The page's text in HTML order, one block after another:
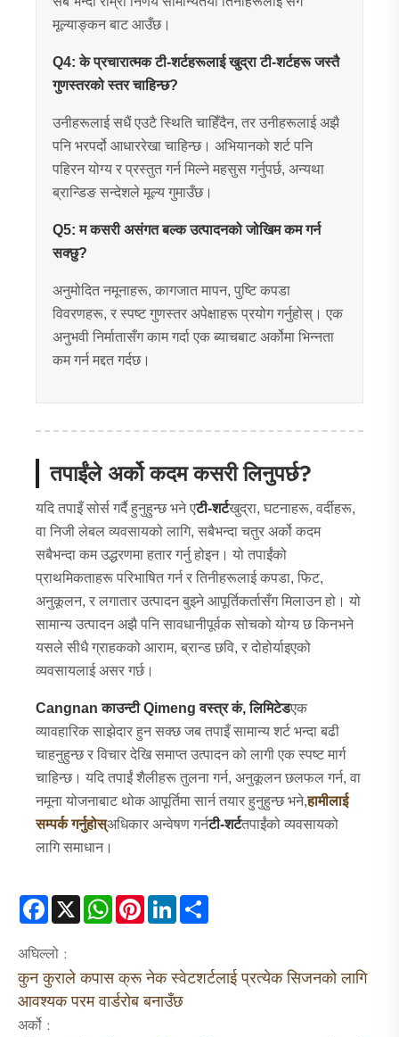
मूल्याङ्कन बाट आउँछ।
Q4: के प्रचारात्मक टी-शर्टहरूलाई खुद्रा टी-शर्टहरू जस्तै
गुणस्तरको स्तर चाहिन्छ?
उनीहरूलाई सधैं एउटै स्थिति चाहिँदैन, तर उनीहरूलाई अझै
पनि भरपर्दो आधाररेखा चाहिन्छ। अभियानको शर्ट पनि
पहिरन योग्य र प्रस्तुत गर्न मिल्ने महसुस गर्नुपर्छ, अन्यथा
ब्रान्डिङ सन्देशले मूल्य गुमाउँछ।
Q5: म कसरी असंगत बल्क उत्पादनको जोखिम कम गर्न
सक्छु?
अनुमोदित नमूनाहरू, कागजात मापन, पुष्टि कपडा
विवरणहरू, र स्पष्ट गुणस्तर अपेक्षाहरू प्रयोग गर्नुहोस्। एक
अनुभवी निर्मातासँग काम गर्दा एक ब्याचबाट अर्कोमा भिन्नता
कम गर्न मद्दत गर्दछ।
तपाईंले अर्को कदम कसरी लिनुपर्छ?
यदि तपाइँ सोर्स गर्दै हुनुहुन्छ भने एटी-शर्टखुद्रा, घटनाहरू, वर्दीहरू,
वा निजी लेबल व्यवसायको लागि, सबैभन्दा चतुर अर्को कदम
सबैभन्दा कम उद्धरणमा हतार गर्नु होइन। यो तपाईंको
प्राथमिकताहरू परिभाषित गर्न र तिनीहरूलाई कपडा, फिट,
अनुकूलन, र लगातार उत्पादन बुझ्ने आपूर्तिकर्तासँग मिलाउन हो। यो
सामान्य उत्पादन अझै पनि सावधानीपूर्वक सोचको योग्य छ किनभने
यसले सीधै ग्राहकको आराम, ब्रान्ड छवि, र दोहोर्याइएको
व्यवसायलाई असर गर्छ।
Cangnan काउन्टी Qimeng वस्त्र कं, लिमिटेडएक
व्यावहारिक साझेदार हुन सक्छ जब तपाइँ सामान्य शर्ट भन्दा बढी
चाहनुहुन्छ र विचार देखि समाप्त उत्पादन को लागी एक स्पष्ट मार्ग
चाहिन्छ। यदि तपाईं शैलीहरू तुलना गर्न, अनुकूलन छलफल गर्न, वा
नमूना योजनाबाट थोक आपूर्तिमा सार्न तयार हुनुहुन्छ भने,हामीलाई
सम्पर्क गर्नुहोस्अधिकार अन्वेषण गर्नटी-शर्टतपाईंको व्यवसायको
लागि समाधान।
Facebook
X WhatsApp
PinterestLinkedIn
अघिल्लो :
कुन कुराले कपास क्रू नेक स्वेटशर्टलाई प्रत्येक सिजनको लागि
आवश्यक परम वार्डरोब बनाउँछ
अर्को :